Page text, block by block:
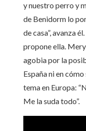
y nuestro perro y
de Benidorm lo
de casa”, avanza
propone ella.
agobia por la
España ni en
tema en Europa:
Me la suda todo”.